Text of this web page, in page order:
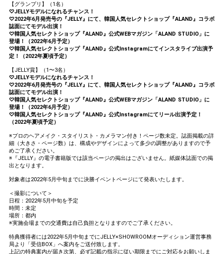
【グランプリ】（1名）
♡JELLYモデルになれるチャンス！
♡2022年6月発売号の『JELLY』にて、韓国人気セレクトショップ『ALAND』コラボ
誌面にてモデル出演！
♡韓国人気セレクトショップ『ALAND』公式WEBマガジン「ALAND STUDIO」に
登場！（2022年6月予定）
♡韓国人気セレクトショップ『ALAND』公式Instagramにてインスタライブ出演予
定！（2022年夏頃予定）
【JELLY賞】（1〜3名）
♡JELLYモデルになれるチャンス！
♡2022年6月発売号の『JELLY』にて、韓国人気セレクトショップ『ALAND』コラボ
誌面にてモデル出演！
♡韓国人気セレクトショップ『ALAND』公式WEBマガジン「ALAND STUDIO」に
登場！（2022年6月予定）
♡韓国人気セレクトショップ『ALAND』公式Instagramにてリール出演予定！
（2022年夏頃予定）
※プロのヘアメイク・スタイリスト・カメラマン付き！ページ数未定。誌面掲載の詳
細（大きさ・ページ数）は、構成やデザインによって多少の調整がありますので予
めご了承ください。
※『JELLY』の電子書籍版では該当ページの掲出はございません。紙媒体誌面での掲
出となります。
対象者は2022年5月中旬までに決勝イベントページにて発表いたします。
＜撮影について＞
日程：2022年5月中旬を予定
時間：未定
場所：都内
※実施会場までの交通費は自己負担となりますのでご了承ください。
特典獲得者には2022年5月中旬までにJELLY×SHOWROOMオーディション運営事務
局より「受信BOX」へ案内をご送付致します。
上記の特典案内が届き次第、必ず記載の指示に従い期限までにご対応をお願いしま